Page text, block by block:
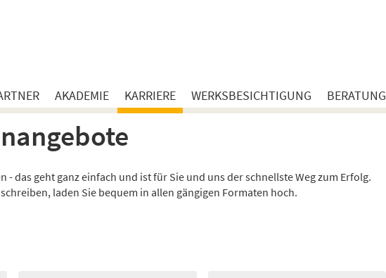
AKADEMIE KARRIERE WERKSBESICHTIGUNG BERATUNG
- das geht ganz einfach und ist für Sie und uns der schnellste Weg zum Erfolg.
laden Sie bequem in allen gängigen Formaten hoch.